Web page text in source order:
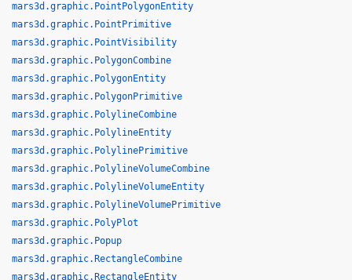
mars3d.graphic.PointPolygonEntity
mars3d.graphic.PointPrimitive
mars3d.graphic.PointVisibility
mars3d.graphic.PolygonCombine
mars3d.graphic.PolygonEntity
mars3d.graphic.PolygonPrimitive
mars3d.graphic.PolylineCombine
mars3d.graphic.PolylineEntity
mars3d.graphic.PolylinePrimitive
mars3d.graphic.PolylineVolumeCombine
mars3d.graphic.PolylineVolumeEntity
mars3d.graphic.PolylineVolumePrimitive
mars3d.graphic.PolyPlot
mars3d.graphic.Popup
mars3d.graphic.RectangleCombine
mars3d.graphic.RectangleEntity